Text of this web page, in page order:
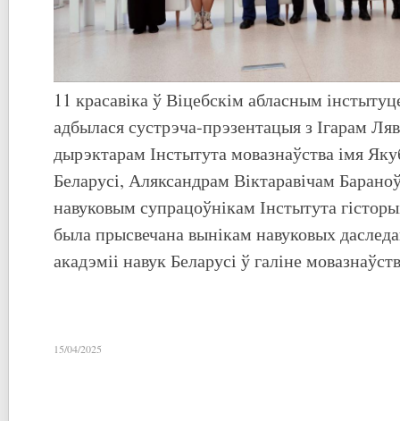
11 красавіка ў Віцебскім абласным
адбылася сустрэча-прэзентацыя з Ігарам
дырэктарам Інстытута мовазнаўства імя
Беларусі, Аляксандрам Віктаравічам
навуковым супрацоўнікам Інстытута
была прысвечана вынікам навуковых
акадэміі навук Беларусі ў галіне
15/04/2025